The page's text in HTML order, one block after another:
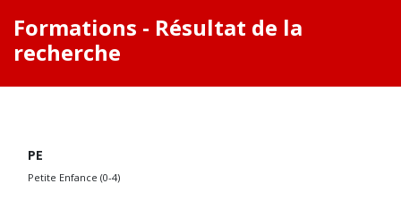
Formations - Résultat de la
recherche
PE
Petite Enfance (0-4)